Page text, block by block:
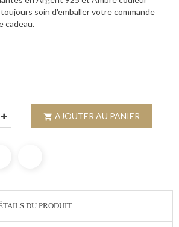
soin d'emballer votre commande
cadeau.
 AJOUTER AU PANIER
DU PRODUIT